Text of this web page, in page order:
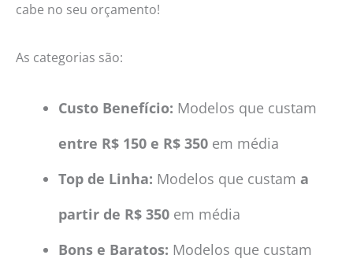
cabe no seu orçamento!
As categorias são:
Custo Benefício: Modelos que custam
entre R$ 150 e R$ 350 em média
Top de Linha: Modelos que custam a
partir de R$ 350 em média
Bons e Baratos: Modelos que custam